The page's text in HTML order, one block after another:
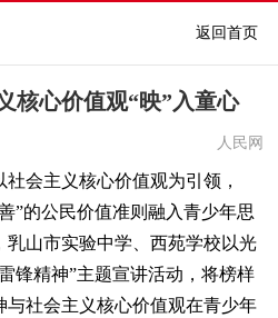
返回首页
核心价值观“映”入童心
人民网
会主义核心价值观为引领，
”的公民价值准则融入青少年思
乳山市实验中学、西苑学校以光
锋精神”主题宣讲活动，将榜样
与社会主义核心价值观在青少年